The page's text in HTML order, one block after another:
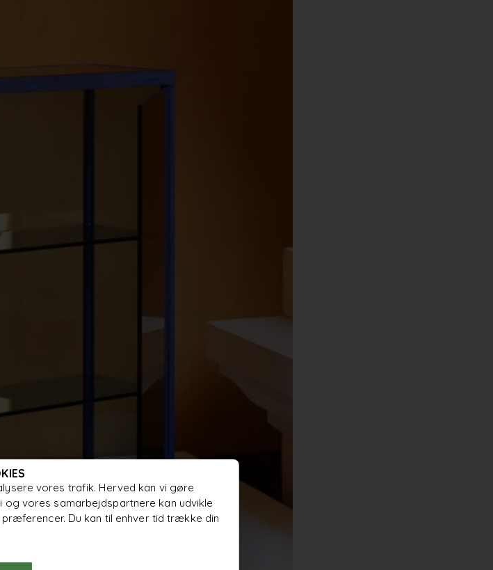
vores trafik. Herved kan vi gøre
og vores samarbejdspartnere kan udvikle
Du kan til enhver tid trække din